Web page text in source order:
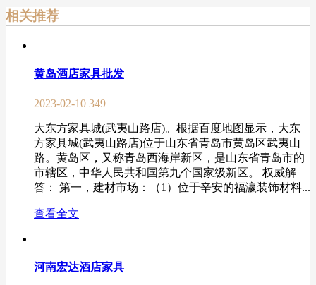
相关推荐
黄岛酒店家具批发
2023-02-10 349
大东方家具城(武夷山路店)。根据百度地图显示，大东
方家具城(武夷山路店)位于山东省青岛市黄岛区武夷山
路。黄岛区，又称青岛西海岸新区，是山东省青岛市的
市辖区，中华人民共和国第九个国家级新区。 权威解
答： 第一，建材市场：（1）位于辛安的福瀛装饰材料...
查看全文
河南宏达酒店家具